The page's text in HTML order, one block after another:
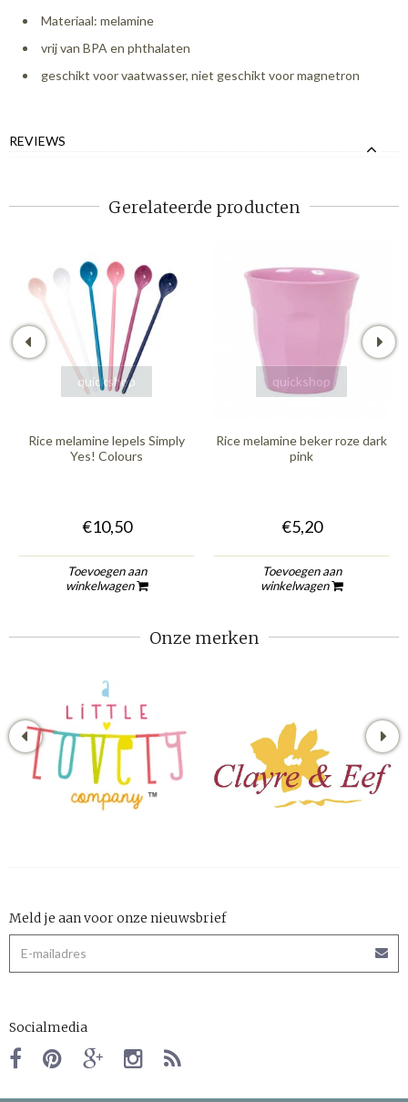
Materiaal: melamine
vrij van BPA en phthalaten
geschikt voor vaatwasser, niet geschikt voor magnetron
REVIEWS
Gerelateerde producten
quickshop
Rice melamine lepels Simply
Yes! Colours
€10,50
Toevoegen aan
winkelwagen
quickshop
Rice melamine beker roze dark
pink
€5,20
Toevoegen aan
winkelwagen
Onze merken
Meld je aan voor onze nieuwsbrief
Socialmedia